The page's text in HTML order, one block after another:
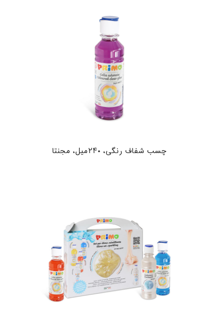
چسب شفاف رنگی، ۲۴۰میل، مجنتا